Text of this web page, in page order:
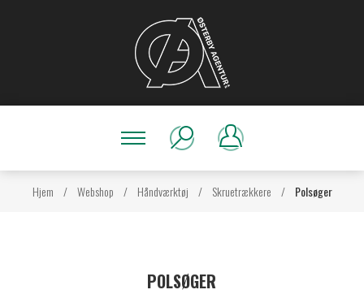
Hjem / Webshop / Håndværktøj / Skruetrækkere / Polsøger
POLSØGER